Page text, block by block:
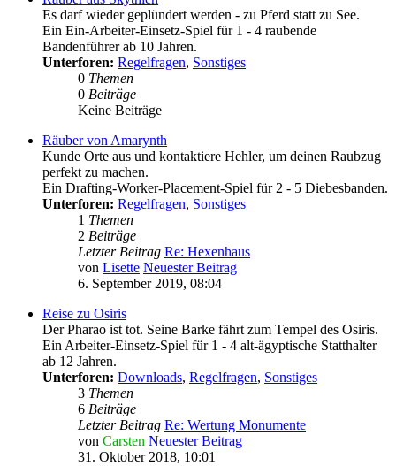
Es darf wieder geplündert werden - zu Pferd statt zu See.
Ein Ein-Arbeiter-Einsetz-Spiel für 1 - 4 raubende
Bandenführer ab 10 Jahren.
Unterforen: Regelfragen, Sonstiges
0 Themen
0 Beiträge
Keine Beiträge
Räuber von Amarynth
Kunde Orte aus und kontaktiere Hehler, um deinen Raubzug
perfekt zu machen.
Ein Drafting-Worker-Placement-Spiel für 2 - 5 Diebesbanden.
Unterforen: Regelfragen, Sonstiges
1 Themen
2 Beiträge
Letzter Beitrag Re: Hexenhaus
von Lisette Neuester Beitrag
6. September 2019, 08:04
Reise zu Osiris
Der Pharao ist tot. Seine Barke fährt zum Tempel des Osiris.
Ein Arbeiter-Einsetz-Spiel für 1 - 4 alt-ägyptische Statthalter
ab 12 Jahren.
Unterforen: Downloads, Regelfragen, Sonstiges
3 Themen
6 Beiträge
Letzter Beitrag Re: Wertung Monumente
von Carsten Neuester Beitrag
31. Oktober 2018, 10:01